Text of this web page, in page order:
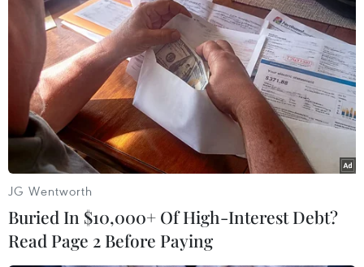
Theo dõi VietnamPlus
TIN CÙNG CHUYÊN MỤC
Naver và NVIDIA tăng tốc xây dựng
“Nhà máy AI,” hướng tới doanh thu
từ năm 2027
07/08/2026 13:01
JG Wentworth
Buried In $10,000+ Of High-Interest Debt?
Read Page 2 Before Paying